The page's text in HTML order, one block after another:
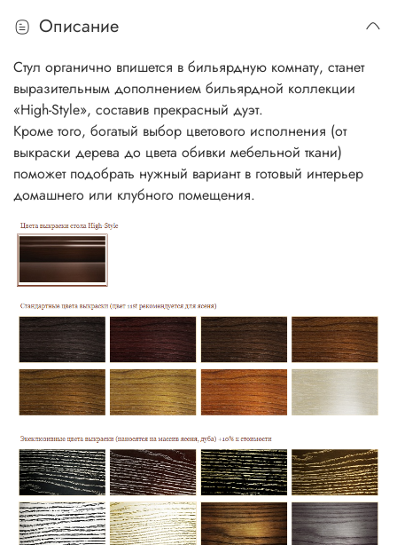
Описание
Стул органично впишется в бильярдную комнату, станет
выразительным дополнением бильярдной коллекции
«High-Style», составив прекрасный дуэт.
Кроме того, богатый выбор цветового исполнения (от
выкраски дерева до цвета обивки мебельной ткани)
поможет подобрать нужный вариант в готовый интерьер
домашнего или клубного помещения.